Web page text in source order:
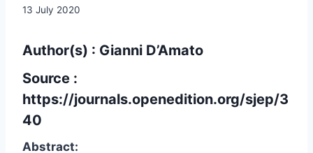
13 July 2020
Author(s) : Gianni D’Amato
Source :
https://journals.openedition.org/sjep/3
40
Abstract: